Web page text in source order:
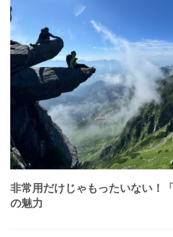
非常用だけじゃもったいない！
の魅力